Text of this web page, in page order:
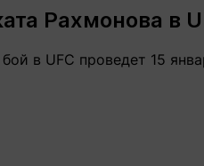
Рахмонова в
в UFC проведет 15